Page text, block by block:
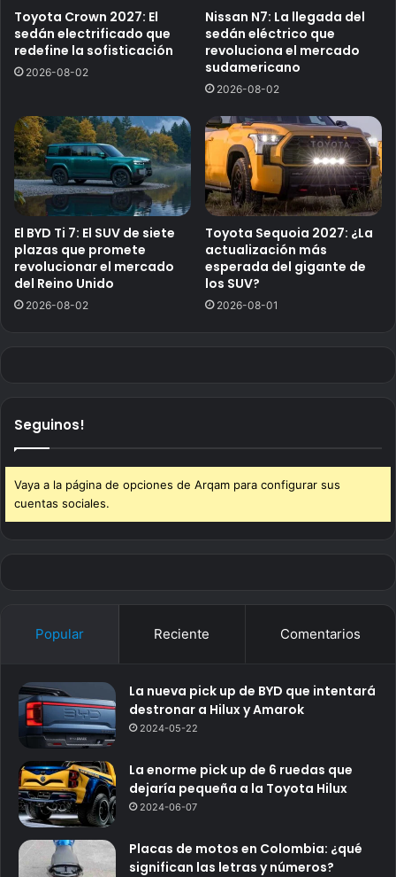
Toyota Crown 2027: El
sedán electrificado que
redefine la sofisticación
2026-08-02
Nissan N7: La llegada del
sedán eléctrico que
revoluciona el mercado
sudamericano
2026-08-02
El BYD Ti 7: El SUV de siete
plazas que promete
revolucionar el mercado
del Reino Unido
2026-08-02
Toyota Sequoia 2027: ¿La
actualización más
esperada del gigante de
los SUV?
2026-08-01
Seguinos!
Vaya a la página de opciones de Arqam para configurar sus
cuentas sociales.
Popular Reciente Comentarios
La nueva pick up de BYD que intentará
destronar a Hilux y Amarok
2024-05-22
La enorme pick up de 6 ruedas que
dejaría pequeña a la Toyota Hilux
2024-06-07
Placas de motos en Colombia: ¿qué
significan las letras y números?